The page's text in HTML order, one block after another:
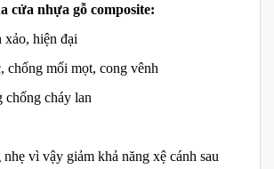
cửa nhựa gỗ composite:
xảo, hiện đại
chống mối mọt, cong vênh
chống cháy lan
vì vậy giảm khả năng xệ cánh sau